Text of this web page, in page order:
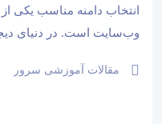
انتخاب دامنه مناسب یکی
وب‌سایت است. در دنیای
عنوان نشانی آنلاین شما
مقالات آموزشی سرور